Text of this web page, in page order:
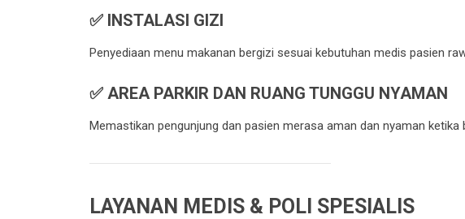
✅ INSTALASI GIZI
Penyediaan menu makanan bergizi sesuai kebutuhan medis pasien
✅ AREA PARKIR DAN RUANG TUNGGU NYAMAN
Memastikan pengunjung dan pasien merasa aman dan nyaman ketika
LAYANAN MEDIS & POLI SPESIALIS